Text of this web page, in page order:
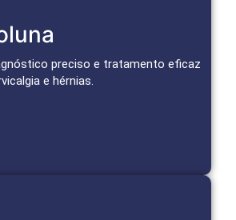
preciso e tratamento eficaz
e hérnias.
Avançados para Coluna
e técnicas minimamente invasivas
Agendar Consulta